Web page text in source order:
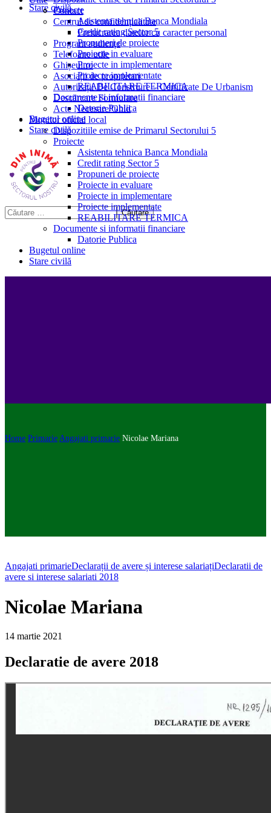
Stare civilă
Proiecte
Asistenta tehnica Banca Mondiala
Credit rating Sector 5
Propuneri de proiecte
Proiecte in evaluare
Proiecte in implementare
Proiecte implementate
REABILITARE TERMICA
Documente si informatii financiare
Datorie Publica
Bugetul online
Stare civilă
Contact
Centrul de confidențialitate
Prelucrarea datelor cu caracter personal
Program audiențe
Telefoane utile
Ghișeul.ro
Asociații de proprietari
Autorizații De Construire – Certificate De Urbanism
Descărcare Formulare
Acte Necesare/Ghid
Monitor oficial local
Dispozitiile emise de Primarul Sectorului 5
Proiecte
Asistenta tehnica Banca Mondiala
Credit rating Sector 5
Propuneri de proiecte
Proiecte in evaluare
Proiecte in implementare
Proiecte implementate
REABILITARE TERMICA
Documente si informatii financiare
Datorie Publica
Bugetul online
Stare civilă
Home Primarie Angajati primarie Nicolae Mariana
Angajati primarieDeclarații de avere și interese salariațiDeclaratii de
avere si interese salariati 2018
Nicolae Mariana
14 martie 2021
Declaratie de avere 2018